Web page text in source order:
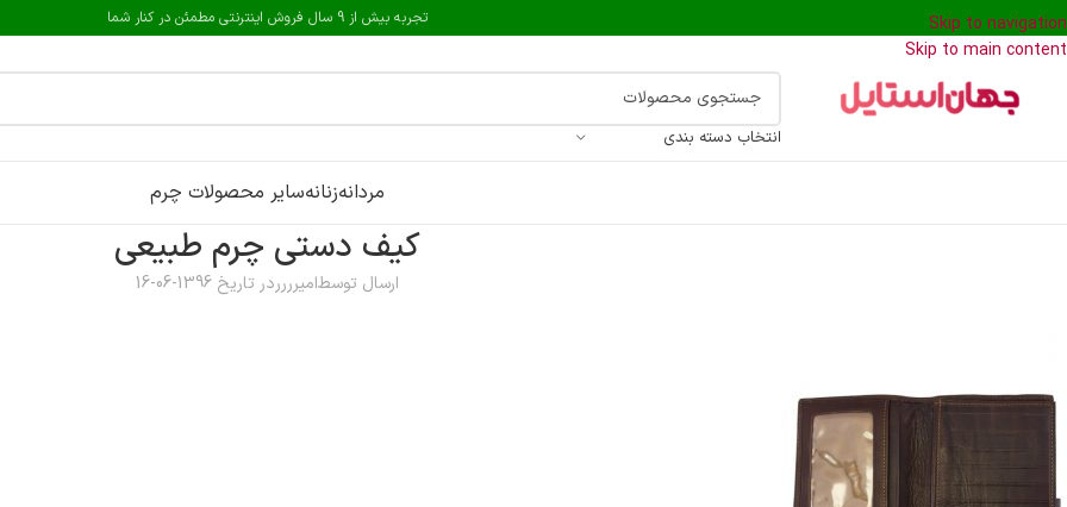
Skip to navigation
Skip to main content
تجربه بیش از 9 سال فروش اینترنتی مطمئن در کنار شما
انتخاب دسته بندی
مردانهزنانهسایر محصولات چرم
کیف دستی چرم طبیعی
ارسال توسطامیرررردر تاریخ 1396-06-16